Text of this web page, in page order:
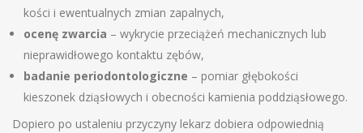
kości i ewentualnych zmian zapalnych,
ocenę zwarcia – wykrycie przeciążeń mechanicznych lub
nieprawidłowego kontaktu zębów,
badanie periodontologiczne – pomiar głębokości
kieszonek dziąsłowych i obecności kamienia poddziąsłowego.
Dopiero po ustaleniu przyczyny lekarz dobiera odpowiednią